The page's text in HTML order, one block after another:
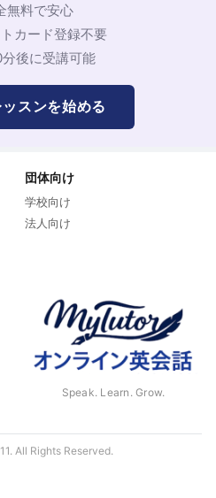
無料で安心
カード登録不要
後に受講可能
スンを始める
団体向け
学校向け
法人向け
Speak. Learn. Grow.
All Rights Reserved.